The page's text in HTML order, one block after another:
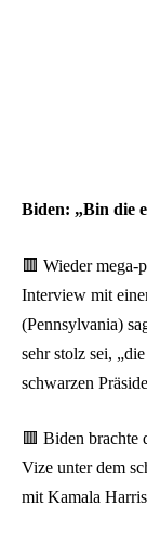
Biden: „Bin die
🟥 Wieder mega-
Interview mit
(Pennsylvania)
sehr stolz sei,
schwarzen
🟥 Biden brachte
Vize unter dem
mit Kamala